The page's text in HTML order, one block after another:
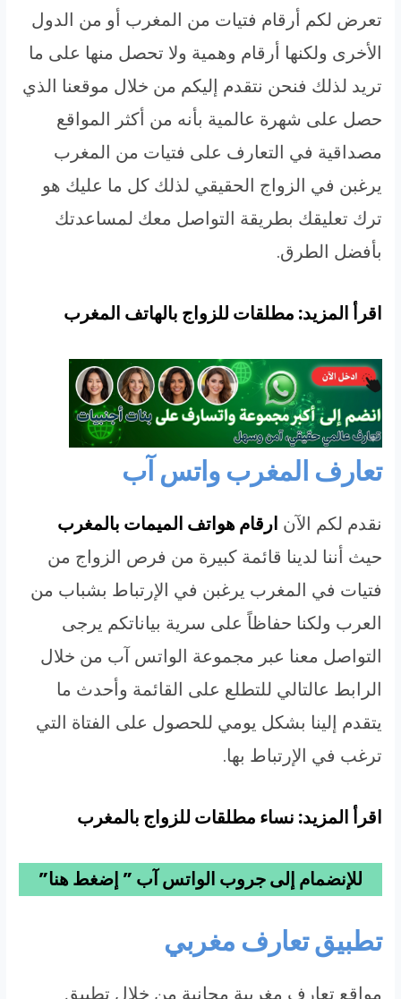
تعرض لكم أرقام فتيات من المغرب أو من الدول
الأخرى ولكنها أرقام وهمية ولا تحصل منها على ما
تريد لذلك فنحن نتقدم إليكم من خلال موقعنا الذي
حصل على شهرة عالمية بأنه من أكثر المواقع
مصداقية في التعارف على فتيات من المغرب
يرغبن في الزواج الحقيقي لذلك كل ما عليك هو
ترك تعليقك بطريقة التواصل معك لمساعدتك
بأفضل الطرق.
اقرأ المزيد: مطلقات للزواج بالهاتف المغرب
تعارف المغرب واتس آب
نقدم لكم الآن ارقام هواتف الميمات بالمغرب
حيث أننا لدينا قائمة كبيرة من فرص الزواج من
فتيات في المغرب يرغبن في الإرتباط بشباب من
العرب ولكنا حفاظاً على سرية بياناتكم يرجى
التواصل معنا عبر مجموعة الواتس آب من خلال
الرابط عالتالي للتطلع على القائمة وأحدث ما
يتقدم إلينا بشكل يومي للحصول على الفتاة التي
ترغب في الإرتباط بها.
اقرأ المزيد: نساء مطلقات للزواج بالمغرب
للإنضمام إلى جروب الواتس آب ” إضغط هنا”
تطبيق تعارف مغربي
مواقع تعارف مغربية مجانية من خلال تطبيق